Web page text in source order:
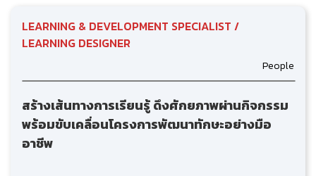
LEARNING & DEVELOPMENT SPECIALIST /
LEARNING DESIGNER
People
สร้างเส้นทางการเรียนรู้ ดึงศักยภาพผ่านกิจกรรม
พร้อมขับเคลื่อนโครงการพัฒนาทักษะอย่างมือ
อาชีพ